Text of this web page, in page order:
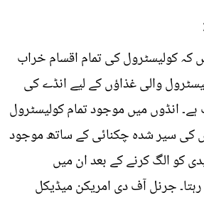
کہ کولیسٹرول کی تمام اقسام خراب
والی غذاؤں کے لیے انڈے کی
انڈوں میں موجود تمام کولیسٹرول
کی سیر شدہ چکنائی کے ساتھ موجود
کو الگ کرنے کے بعد ان میں
جرنل آف دی امریکن میڈیکل